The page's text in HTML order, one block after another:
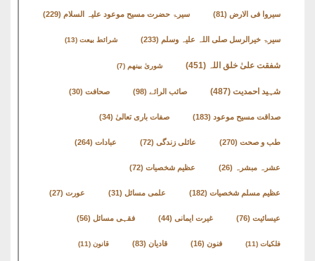
سیروا فی الارض (81) سیرۃ حضرت مسیح موعود علیہ السلام (229)
سیرۃ خیرالرسل صلی اللہ علیہ وسلم (233) شرائط بیعت (13)
شفقت علیٰ خلق اللہ (451) شوریٰ بینھم (7)
شہید احمدیت (487) صائب الرائے (98) صحافت (30)
صداقت مسیح موعود (183) صفات باری تعالیٰ (34)
طب و صحت (270) عائلی زندگی (72) عبادات (264)
عشرہ مبشرہ (26) عظیم شخصیات (72)
عظیم مسلم شخصیات (182) علمی مسائل (31) عورت (27)
عیسائیت (76) غیرت ایمانی (44) فقہی مسائل (56)
فلکیات (11) فنون (16) قادیان (83) قانون (11)